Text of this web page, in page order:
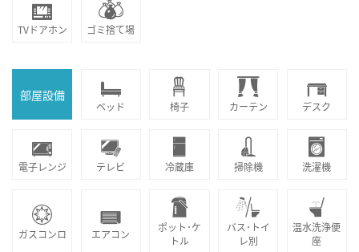
TVドアホン ゴミ捨て場
部屋設備
ベッド 椅子 カーテン デスク
電子レンジ テレビ 冷蔵庫 掃除機 洗濯機
ガスコンロ エアコン
ポット･ケ
トル
バス･トイ
レ別
温水洗浄便
座